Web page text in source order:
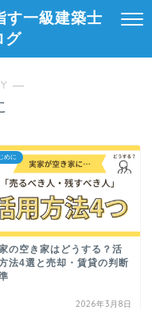
一級建築士
グ
―
めに
の空き家はどうする？活
法4選と売却・賃貸の判断
2026年3月8日